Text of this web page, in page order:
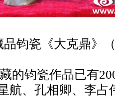
品钧瓷《大克鼎》
的钧瓷作品已有
航、孔相卿、李占